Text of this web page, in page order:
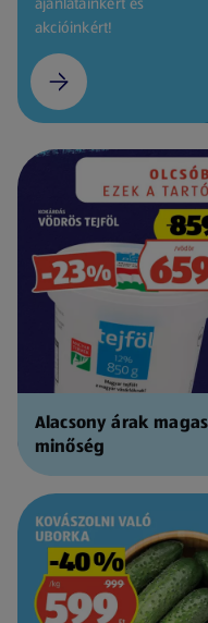
akcióinkért!
Alacsony árak magas
minőség